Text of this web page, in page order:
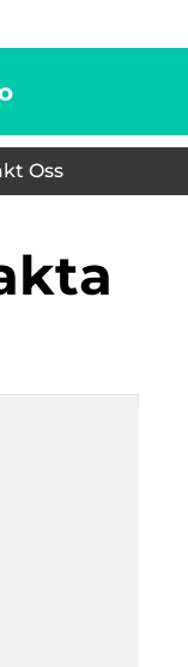
Oss